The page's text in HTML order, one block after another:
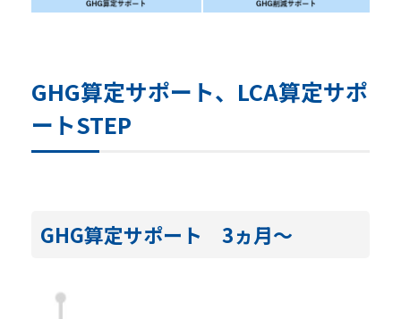
GHG算定サポート、LCA算定サポ
ートSTEP
GHG算定サポート 3ヵ月～